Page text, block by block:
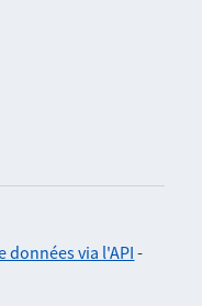
données via l'API-